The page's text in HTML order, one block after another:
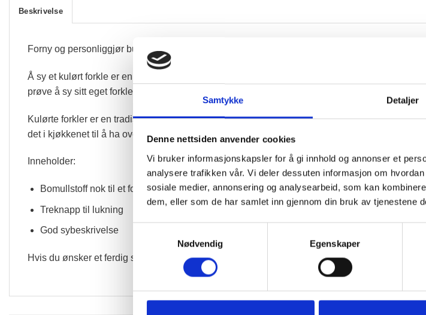
Samtykke Detaljer
Denne nettsiden anvender cookies
Vi bruker informasjonskapsler for å gi innhold og annonser et
analysere trafikken vår. Vi deler dessuten informasjon om
sosiale medier, annonsering og analysearbeid, som kan
dem, eller som de har samlet inn gjennom din bruk av tjenestene
Nødvendig
Egenskaper
Beskrivelse
Forny og personliggjør bunaden din med kulørt forkle. Her får du alt du trenger til å sy ditt eget
Å sy et kulørt forkle er en gøy og ikke for tidskrevende og vanskelig oppgave som mange
prøve å sy sitt eget forkle.
Kulørte forkler er en tradisjonell del av bunaden som man brukte til de litt mindre festlige
det i kjøkkenet til å ha over det hvite for å beskytte det mot flekker.
Inneholder:
Bomullstoff nok til et forkle
Treknapp til lukning
God sybeskrivelse
Hvis du ønsker et ferdig sydd kulørt forkle, så kan det bestilles